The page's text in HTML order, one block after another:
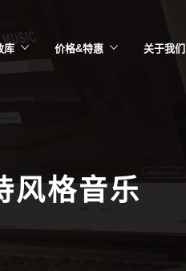
库 价格&特惠 关于我们
风格音乐